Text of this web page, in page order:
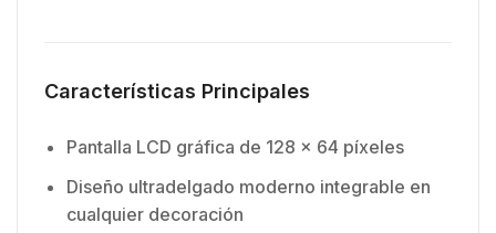
Características Principales
Pantalla LCD gráfica de 128 x 64 píxeles
Diseño ultradelgado moderno integrable en
cualquier decoración